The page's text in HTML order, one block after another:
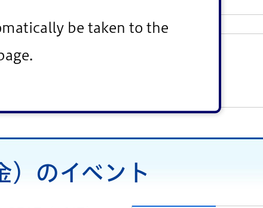
be taken to the
）のイベント